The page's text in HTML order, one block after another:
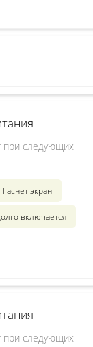
при следующих
Гаснет экран
включается
при следующих